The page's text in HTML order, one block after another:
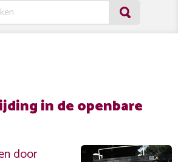
in de openbare
door